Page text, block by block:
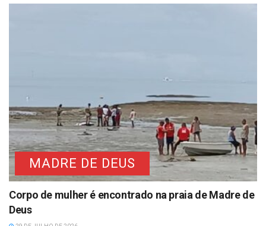
doméstica
da semana
MADRE DE DEUS
Corpo de mulher é encontrado na praia de Madre de
Deus